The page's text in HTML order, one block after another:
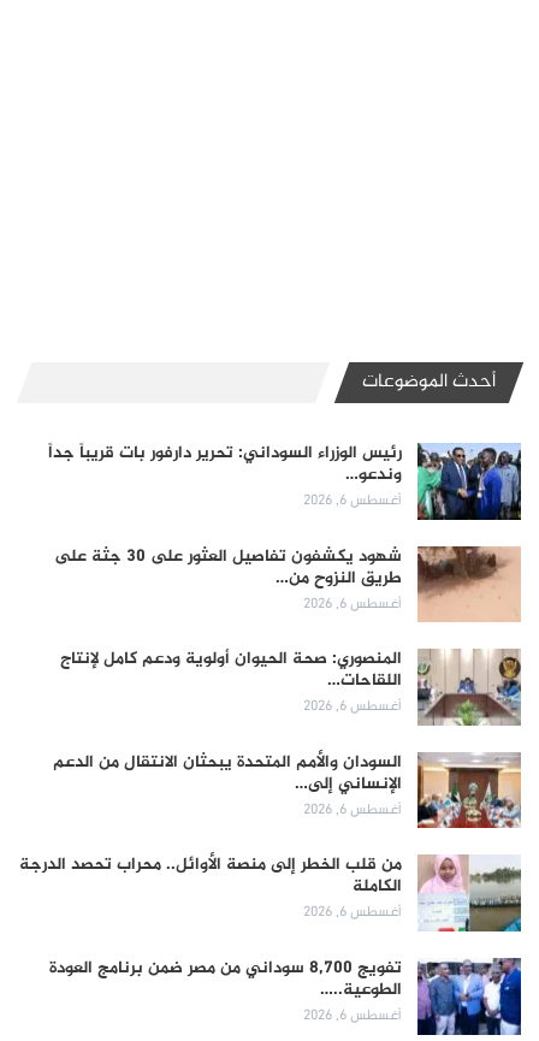
أحدث الموضوعات
رئيس الوزراء السوداني: تحرير دارفور بات قريباً جداً
وندعو…
أغسطس 6, 2026
شهود يكشفون تفاصيل العثور على 30 جثة على
طريق النزوح من…
أغسطس 6, 2026
المنصوري: صحة الحيوان أولوية ودعم كامل لإنتاج
اللقاحات…
أغسطس 6, 2026
السودان والأمم المتحدة يبحثان الانتقال من الدعم
الإنساني إلى…
أغسطس 6, 2026
من قلب الخطر إلى منصة الأوائل.. محراب تحصد الدرجة
الكاملة
أغسطس 6, 2026
تفويج 8,700 سوداني من مصر ضمن برنامج العودة
الطوعية..…
أغسطس 6, 2026